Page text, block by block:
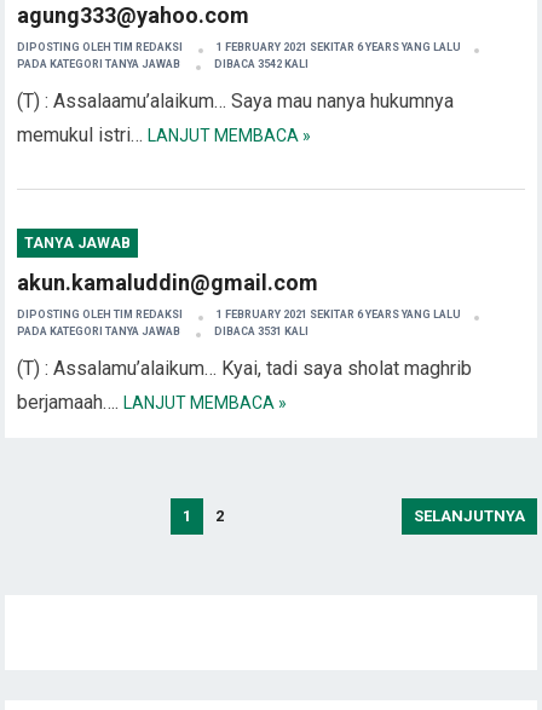
agung333@yahoo.com
DIPOSTING OLEHTIM REDAKSI
1 FEBRUARY 2021 SEKITAR 6 YEARS YANG LALU
PADA KATEGORI TANYA JAWAB DIBACA 3542 KALI
(T) : Assalaamu’alaikum… Saya mau nanya hukumnya
memukul istri…LANJUT MEMBACA »
TANYA JAWAB
akun.kamaluddin@gmail.com
DIPOSTING OLEHTIM REDAKSI
1 FEBRUARY 2021 SEKITAR 6 YEARS YANG LALU
PADA KATEGORI TANYA JAWAB DIBACA 3531 KALI
(T) : Assalamu’alaikum… Kyai, tadi saya sholat maghrib
berjamaah….LANJUT MEMBACA »
1 2 SELANJUTNYA